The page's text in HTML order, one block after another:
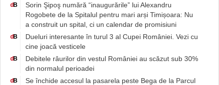
d B
Sorin Şipoş numără “inaugurările” lui Alexandru
Rogobete de la Spitalul pentru mari arși Timișoara: Nu
a construit un spital, ci un calendar de promisiuni
d B
Dueluri interesante în turul 3 al Cupei României. Vezi cu
cine joacă vesticele
d B
Debitele râurilor din vestul României au scăzut sub 30%
din normalul perioadei
d B
Se închide accesul la pasarela peste Bega de la Parcul